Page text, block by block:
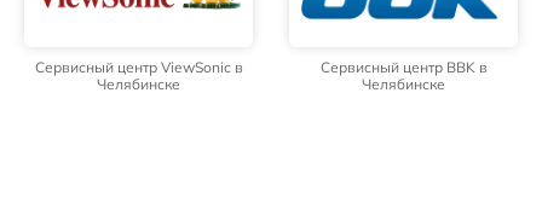
Сервисный центр ViewSonic в
Челябинске
Сервисный центр BBK в
Челябинске